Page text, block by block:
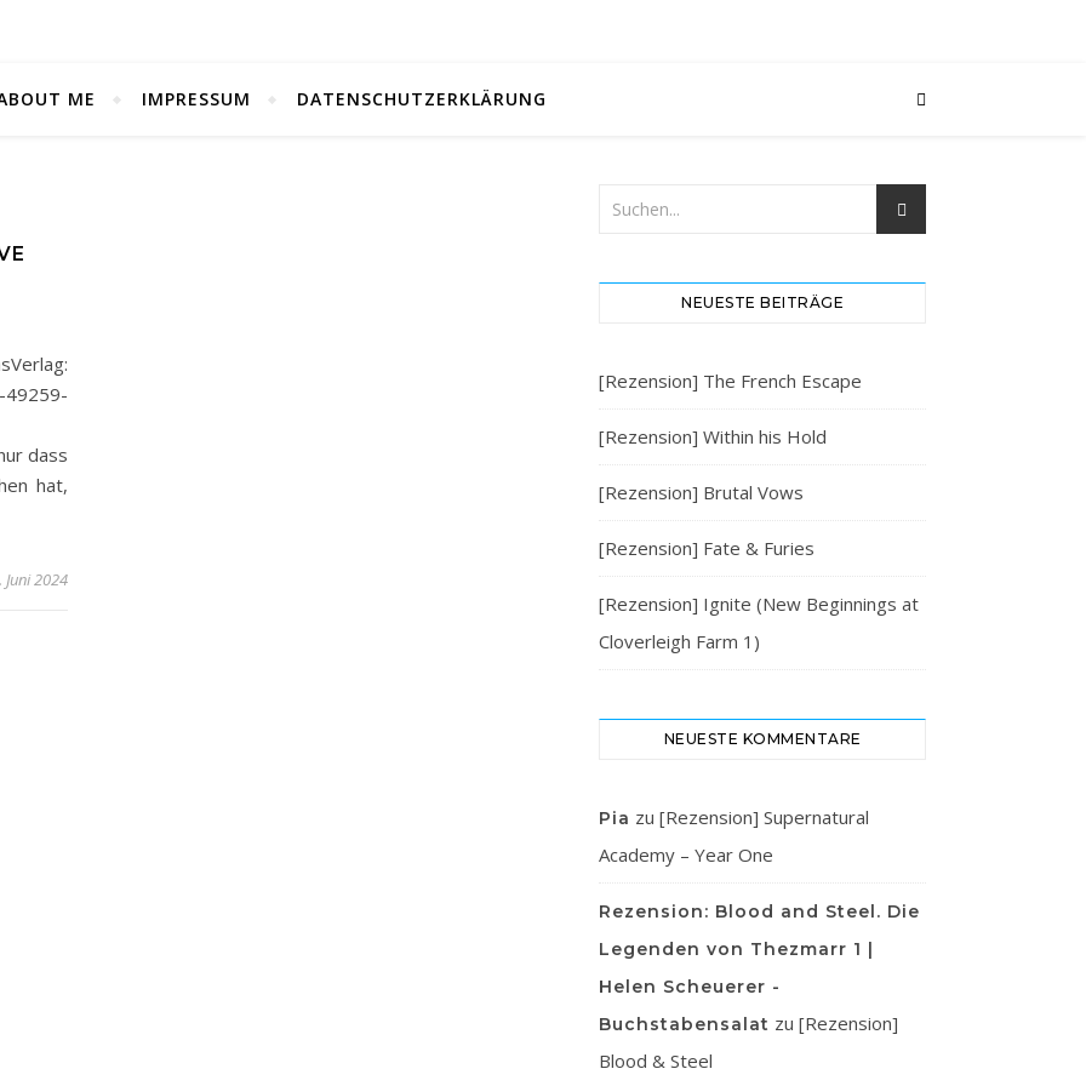
ME IMPRESSUM DATENSCHUTZERKLÄRUNG
49259-
dass
hat,
Juni 2024
NEUESTE BEITRÄGE
[Rezension] The French Escape
[Rezension] Within his Hold
[Rezension] Brutal Vows
[Rezension] Fate & Furies
[Rezension] Ignite (New Beginnings at
Cloverleigh Farm 1)
NEUESTE KOMMENTARE
Pia zu [Rezension] Supernatural
Academy – Year One
Rezension: Blood and Steel. Die
Legenden von Thezmarr 1 |
Helen Scheuerer -
Buchstabensalat zu [Rezension]
Blood & Steel